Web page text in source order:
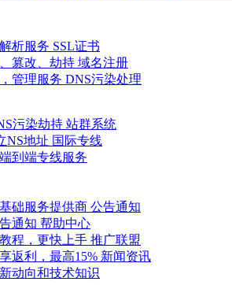
析服务 SSL证书
篡改、劫持 域名注册
管理服务 DNS污染处理
污染劫持 站群系统
NS地址 国际专线
到端专线服务
础服务提供商 公告通知
通知 帮助中心
程，更快上手 推广联盟
返利，最高15% 新闻资讯
动向和技术知识